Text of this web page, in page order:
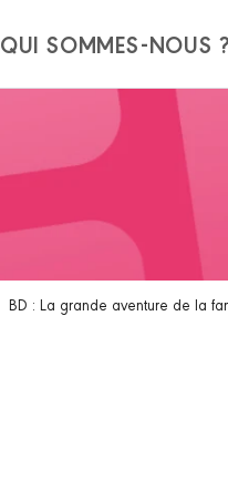
QUI SOMMES-NOUS ?
BD : La grande aventure de la